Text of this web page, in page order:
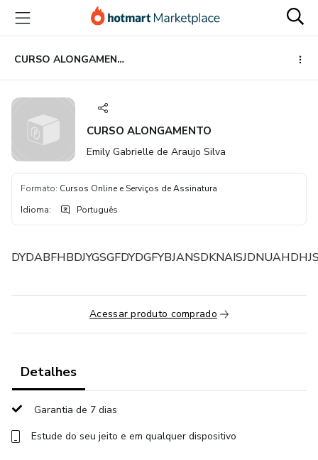
para
conteúdo
principal
para
pagamento
para
rodapé
CURSO ALONGAMENTO
CURSO ALONGAMENTO
Emily Gabrielle de Araujo Silva
Formato: Cursos Online e Serviços de Assinatura
Idioma: Português
Acessar produto comprado
Detalhes
Garantia de 7 dias
Estude do seu jeito e em qualquer dispositivo